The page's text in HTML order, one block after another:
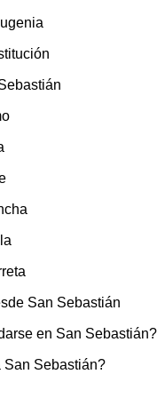
San Sebastián
en San Sebastián?
San Sebastián?